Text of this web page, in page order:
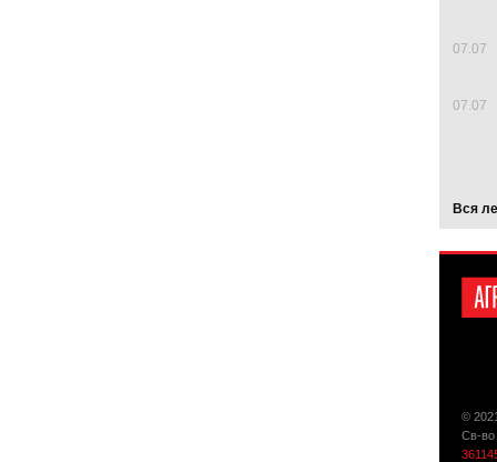
07.07
07.07
Вся
©
Св-во